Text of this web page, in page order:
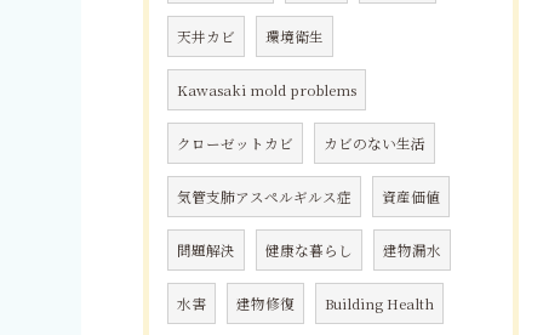
天井カビ 環境衛生
Kawasaki mold problems
クローゼットカビ カビのない生活
気管支肺アスペルギルス症 資産価値
問題解決 健康な暮らし 建物漏水
水害 建物修復 Building Health